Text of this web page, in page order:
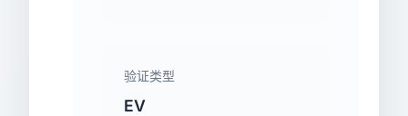
验证类型
EV